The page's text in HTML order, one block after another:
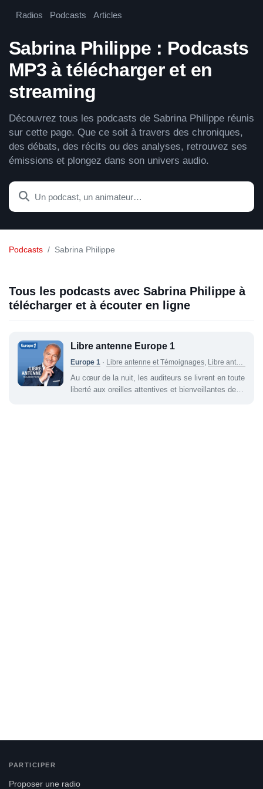
Radios Podcasts Articles
Sabrina Philippe : Podcasts
MP3 à télécharger et en
streaming
Découvrez tous les podcasts de Sabrina Philippe réunis
sur cette page. Que ce soit à travers des chroniques,
des débats, des récits ou des analyses, retrouvez ses
émissions et plongez dans son univers audio.
Podcasts Sabrina Philippe
Tous les podcasts avec Sabrina Philippe à
télécharger et à écouter en ligne
Libre antenne Europe 1
Europe 1 · Libre antenne et Témoignages, Libre antenne
Au cœur de la nuit, les auditeurs se livrent en toute
liberté aux oreilles attentives et bienveillantes de
PARTICIPER
Proposer une radio